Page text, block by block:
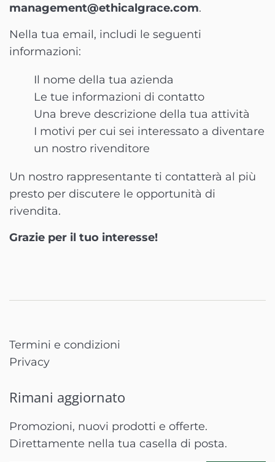
management@ethicalgrace.com.
Nella tua email, includi le seguenti
informazioni:
Il nome della tua azienda
Le tue informazioni di contatto
Una breve descrizione della tua attività
I motivi per cui sei interessato a diventare
un nostro rivenditore
Un nostro rappresentante ti contatterà al più
presto per discutere le opportunità di
rivendita.
Grazie per il tuo interesse!
Termini e condizioni
Privacy
Rimani aggiornato
Promozioni, nuovi prodotti e offerte.
Direttamente nella tua casella di posta.